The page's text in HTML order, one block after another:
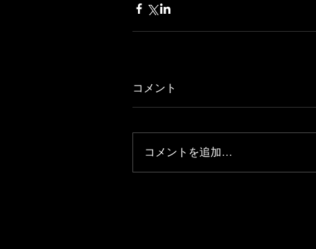
コメント
コメントを追加…